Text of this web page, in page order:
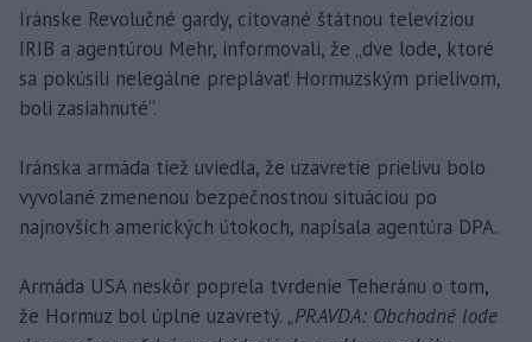
Iránske Revolučné gardy, citované štátnou televíziou
IRIB a agentúrou Mehr, informovali, že „dve lode, ktoré
sa pokúsili nelegálne preplávať Hormuzským prielivom,
boli zasiahnuté“.
Iránska armáda tiež uviedla, že uzavretie prielivu bolo
vyvolané zmenenou bezpečnostnou situáciou po
najnovších amerických útokoch, napísala agentúra DPA.
Armáda USA neskôr poprela tvrdenie Teheránu o tom,
že Hormuz bol úplne uzavretý. „PRAVDA: Obchodné lode